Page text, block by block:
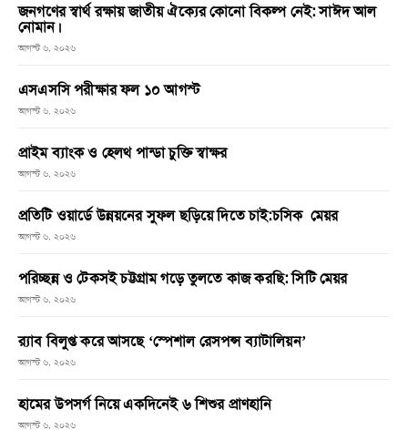
জনগণের স্বার্থ রক্ষায় জাতীয় ঐক্যের কোনো বিকল্প নেই: সাঈদ আল
নোমান।
আগস্ট ৬, ২০২৬
এসএসসি পরীক্ষার ফল ১০ আগস্ট
আগস্ট ৬, ২০২৬
প্রাইম ব্যাংক ও হেলথ পান্ডা চুক্তি স্বাক্ষর
আগস্ট ৬, ২০২৬
প্রতিটি ওয়ার্ডে উন্নয়নের সুফল ছড়িয়ে দিতে চাই:চসিক মেয়র
আগস্ট ৬, ২০২৬
পরিচ্ছন্ন ও টেকসই চট্টগ্রাম গড়ে তুলতে কাজ করছি: সিটি মেয়র
আগস্ট ৬, ২০২৬
র‌্যাব বিলুপ্ত করে আসছে ‘স্পেশাল রেসপন্স ব্যাটালিয়ন’
আগস্ট ৬, ২০২৬
হামের উপসর্গ নিয়ে একদিনেই ৬ শিশুর প্রাণহানি
আগস্ট ৬, ২০২৬